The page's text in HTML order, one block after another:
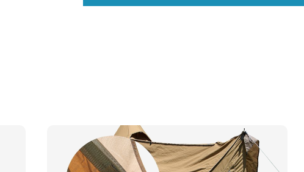
重量
〇総重量
（約）2.53kg